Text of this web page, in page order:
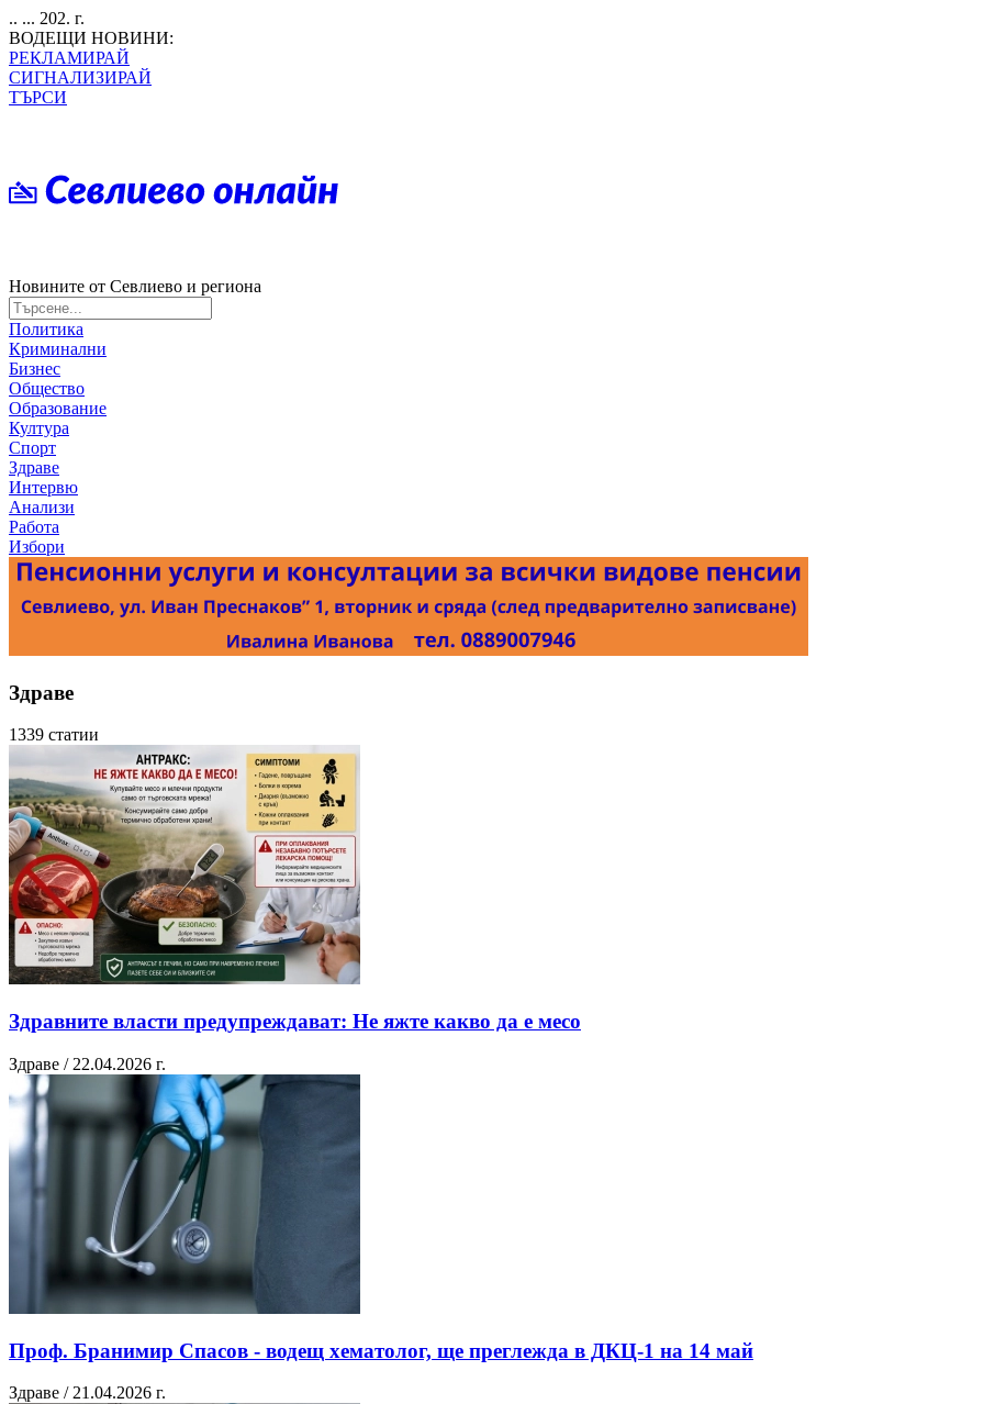
.. ... 202. г.
ВОДЕЩИ НОВИНИ:
РЕКЛАМИРАЙ
СИГНАЛИЗИРАЙ
ТЪРСИ
Новините от Севлиево и региона
Политика
Криминални
Бизнес
Общество
Образование
Култура
Спорт
Здраве
Интервю
Анализи
Работа
Избори
Здраве
1339 статии
Здравните власти предупреждават: Не яжте какво да е месо
Здраве / 22.04.2026 г.
Проф. Бранимир Спасов - водещ хематолог, ще преглежда в ДКЦ-1 на 14 май
Здраве / 21.04.2026 г.